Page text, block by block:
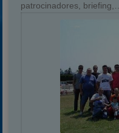
patrocinadores, briefing,…